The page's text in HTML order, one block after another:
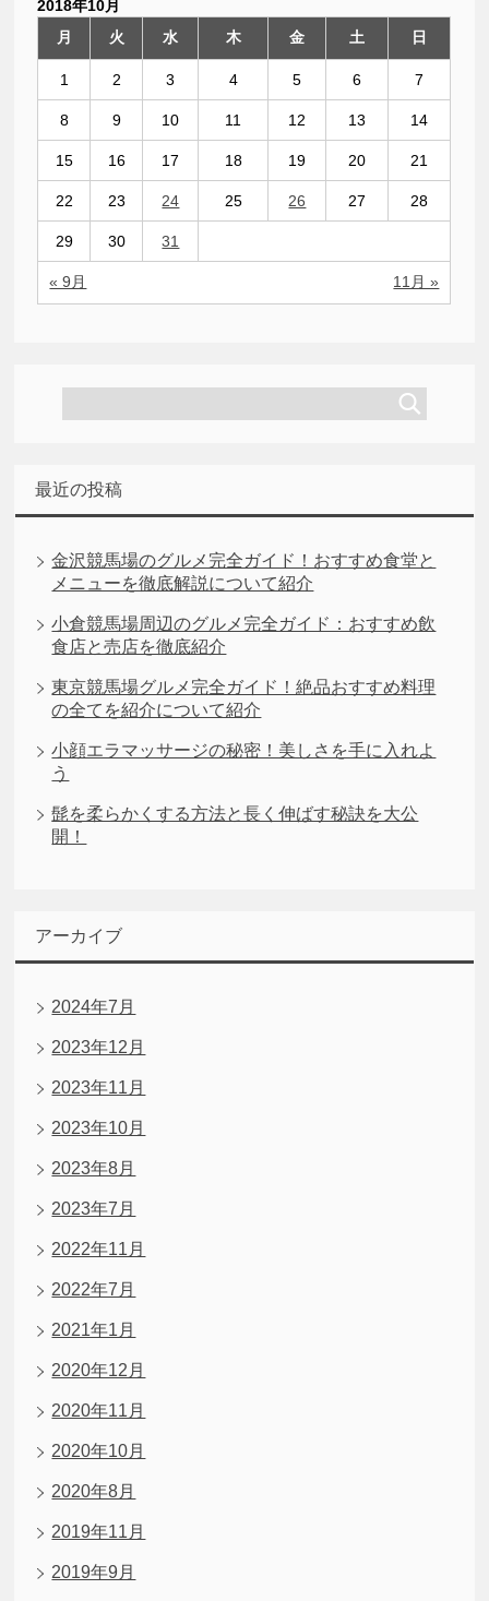
2018年10月
月
火 水 木 金 土 日
« 9月 11月 »
1 2 3 4 5 6 7
8 9 10 11 12 13 14
15 16 17 18 19 20 21
22 23 24 25 26 27 28
29 30 31
最近の投稿
金沢競馬場のグルメ完全ガイド！おすすめ食堂と
メニューを徹底解説について紹介
小倉競馬場周辺のグルメ完全ガイド：おすすめ飲
食店と売店を徹底紹介
東京競馬場グルメ完全ガイド！絶品おすすめ料理
の全てを紹介について紹介
小顔エラマッサージの秘密！美しさを手に入れよ
う
髭を柔らかくする方法と長く伸ばす秘訣を大公
開！
アーカイブ
2024年7月
2023年12月
2023年11月
2023年10月
2023年8月
2023年7月
2022年11月
2022年7月
2021年1月
2020年12月
2020年11月
2020年10月
2020年8月
2019年11月
2019年9月